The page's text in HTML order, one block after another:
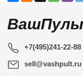
+7(495)241-22-88
sell@vashpult.ru